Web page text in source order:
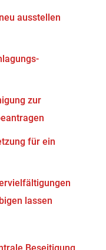
ausstellen
zur
für ein
lassen